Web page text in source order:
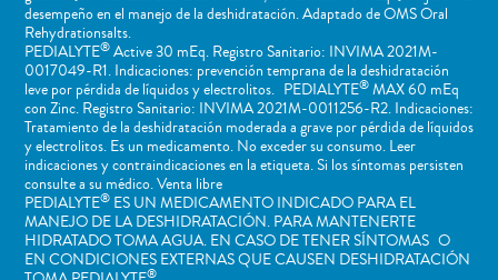
desempeño en el manejo de la deshidratación. Adaptado de OMS Oral
Rehydrationsalts.
PEDIALYTE®Active 30 mEq. Registro Sanitario: INVIMA 2021M-
0017049-R1. Indicaciones: prevención temprana de la deshidratación
leve por pérdida de líquidos y electrolitos. PEDIALYTE®MAX 60 mEq
con Zinc. Registro Sanitario: INVIMA 2021M-0011256-R2. Indicaciones:
Tratamiento de la deshidratación moderada a grave por pérdida de líquidos
y electrolitos. Es un medicamento. No exceder su consumo. Leer
indicaciones y contraindicaciones en la etiqueta. Si los síntomas persisten
consulte a su médico. Venta libre
PEDIALYTE®ES UN MEDICAMENTO INDICADO PARA EL
MANEJO DE LA DESHIDRATACIÓN. PARA MANTENERTE
HIDRATADO TOMA AGUA. EN CASO DE TENER SÍNTOMAS O
EN CONDICIONES EXTERNAS QUE CAUSEN DESHIDRATACIÓN
®